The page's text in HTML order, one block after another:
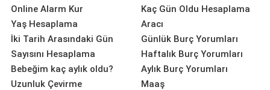
Online Alarm Kur
Yaş Hesaplama
İki Tarih Arasındaki Gün
Sayısını Hesaplama
Bebeğim kaç aylık oldu?
Uzunluk Çevirme
Kaç Gün Oldu Hesaplama
Aracı
Günlük Burç Yorumları
Haftalık Burç Yorumları
Aylık Burç Yorumları
Maaş